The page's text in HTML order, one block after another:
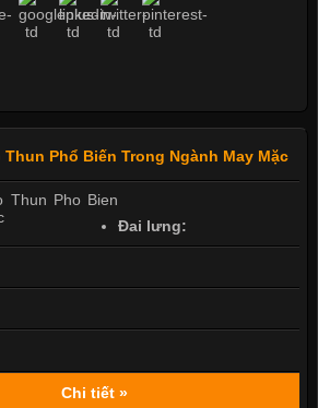
Phổ Biến Trong Ngành May Mặc
Đai lưng:
Chi tiết »